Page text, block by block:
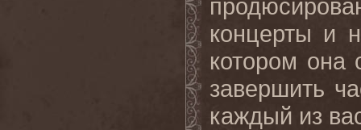
концерты и
котором она
завершить
каждый из